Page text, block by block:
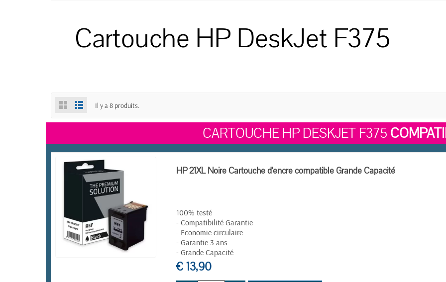
Cartouche HP DeskJet F375
Il y a 8 produits.
CARTOUCHE HP DESKJET F375
HP 21XL Noire Cartouche d'encre compatible Grande Capacité
100% testé
- Compatibilité Garantie
- Economie circulaire
- Garantie 3 ans
- Grande Capacité
€ 13,90